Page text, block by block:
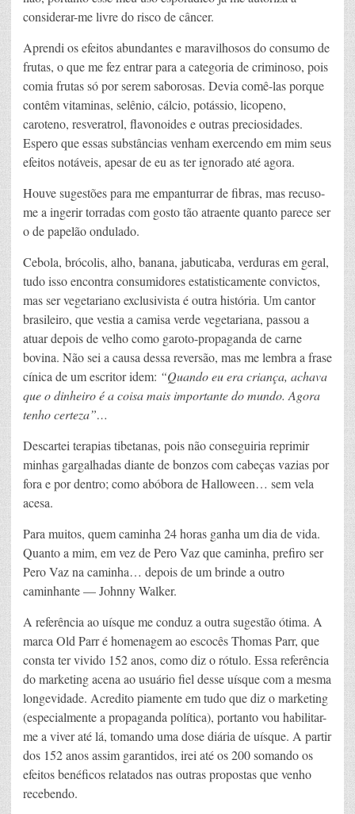
considerar-me livre do risco de câncer.
Aprendi os efeitos abundantes e maravilhosos do consumo de
frutas, o que me fez entrar para a categoria de criminoso, pois
comia frutas só por serem saborosas. Devia comê-las porque
contêm vitaminas, selênio, cálcio, potássio, licopeno,
caroteno, resveratrol, flavonoides e outras preciosidades.
Espero que essas substâncias venham exercendo em mim seus
efeitos notáveis, apesar de eu as ter ignorado até agora.
Houve sugestões para me empanturrar de fibras, mas recuso-
me a ingerir torradas com gosto tão atraente quanto parece ser
o de papelão ondulado.
Cebola, brócolis, alho, banana, jabuticaba, verduras em geral,
tudo isso encontra consumidores estatisticamente convictos,
mas ser vegetariano exclusivista é outra história. Um cantor
brasileiro, que vestia a camisa verde vegetariana, passou a
atuar depois de velho como garoto-propaganda de carne
bovina. Não sei a causa dessa reversão, mas me lembra a frase
cínica de um escritor idem: “Quando eu era criança, achava
que o dinheiro é a coisa mais importante do mundo. Agora
tenho certeza”…
Descartei terapias tibetanas, pois não conseguiria reprimir
minhas gargalhadas diante de bonzos com cabeças vazias por
fora e por dentro; como abóbora de Halloween… sem vela
acesa.
Para muitos, quem caminha 24 horas ganha um dia de vida.
Quanto a mim, em vez de Pero Vaz que caminha, prefiro ser
Pero Vaz na caminha… depois de um brinde a outro
caminhante — Johnny Walker.
A referência ao uísque me conduz a outra sugestão ótima. A
marca Old Parr é homenagem ao escocês Thomas Parr, que
consta ter vivido 152 anos, como diz o rótulo. Essa referência
do marketing acena ao usuário fiel desse uísque com a mesma
longevidade. Acredito piamente em tudo que diz o marketing
(especialmente a propaganda política), portanto vou habilitar-
me a viver até lá, tomando uma dose diária de uísque. A partir
dos 152 anos assim garantidos, irei até os 200 somando os
efeitos benéficos relatados nas outras propostas que venho
recebendo.